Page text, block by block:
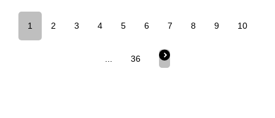
1 2 3 4 5 6 7 8 9 10
... 36